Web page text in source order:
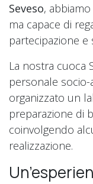
Seveso,
ma capace di
partecipazione
La nostra cuoca
personale
organizzato un
preparazione di
coinvolgendo
realizzazione.